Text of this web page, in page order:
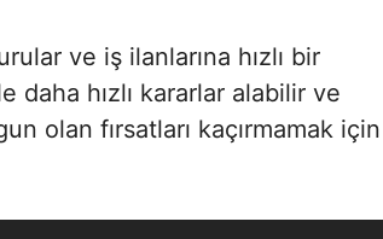
ve iş ilanlarına hızlı bir
daha hızlı kararlar alabilir ve
olan fırsatları kaçırmamak için